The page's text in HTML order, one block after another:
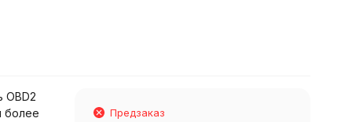
OBD2
более
Предзаказ